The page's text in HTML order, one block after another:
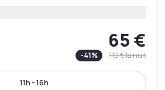
65 €
-41% 110 €la nuit
11h - 16h